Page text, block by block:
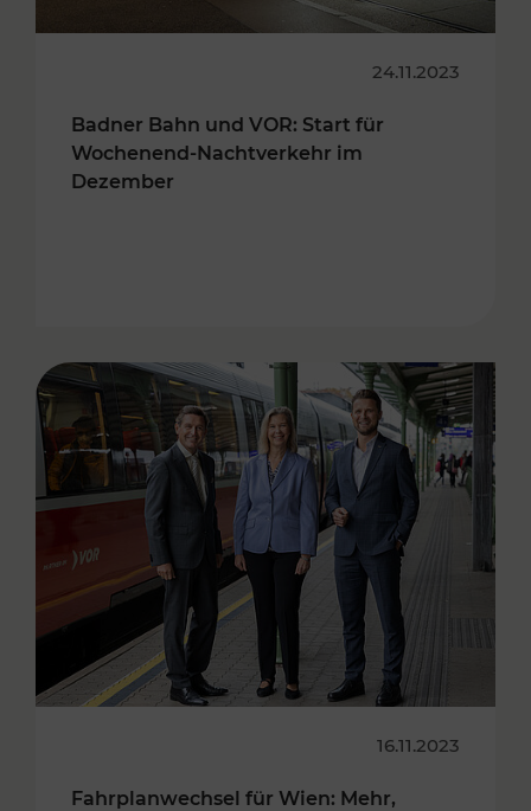
24.11.2023
Badner Bahn und VOR: Start für
Wochenend-Nachtverkehr im
Dezember
16.11.2023
Fahrplanwechsel für Wien: Mehr,